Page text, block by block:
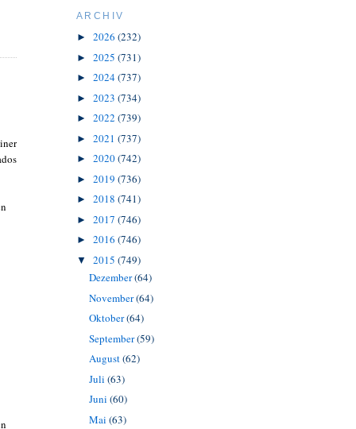
ARCHIV
► 2026 (232)
► 2025 (731)
► 2024(737)
► 2023 (734)
► 2022 (739)
► 2021 (737)
► 2020(742)
► 2019 (736)
► 2018 (741)
► 2017 (746)
► 2016 (746)
▼ 2015 (749)
Dezember(64)
November(64)
Oktober(64)
September(59)
August(62)
Juli (63)
Juni (60)
Mai (63)